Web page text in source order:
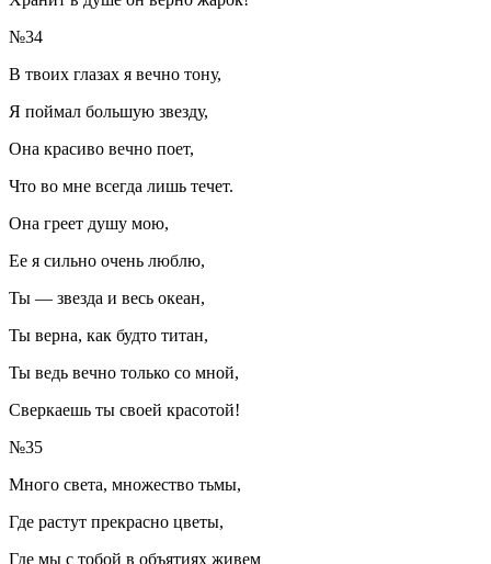
№34
В твоих глазах я вечно тону,
Я поймал большую звезду,
Она красиво вечно поет,
Что во мне всегда лишь течет.
Она греет душу мою,
Ее я сильно очень люблю,
Ты — звезда и весь океан,
Ты верна, как будто титан,
Ты ведь вечно только со мной,
Сверкаешь ты своей красотой!
№35
Много света, множество тьмы,
Где растут прекрасно цветы,
Где мы с тобой в объятиях живем